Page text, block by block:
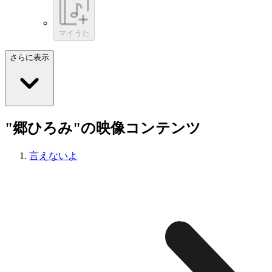
マイうた
さらに表示
"郷ひろみ"の映像コンテンツ
言えないよ